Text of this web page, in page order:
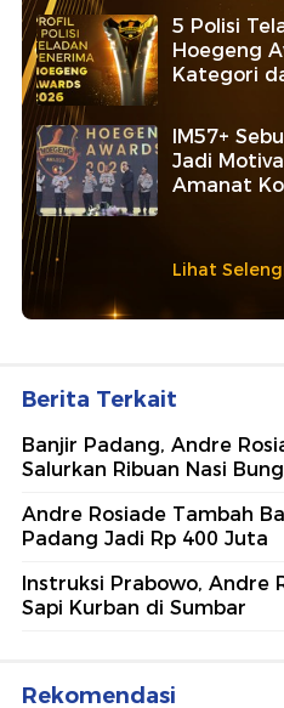
5 Polisi
Hoegeng
Kategori
IM57+
Jadi
Amanat
Lihat
Berita Terkait
Banjir Padang, Andre
Salurkan Ribuan Nasi
Andre Rosiade Tambah
Padang Jadi Rp 400 Juta
Instruksi Prabowo, Andre
Sapi Kurban di Sumbar
Rekomendasi